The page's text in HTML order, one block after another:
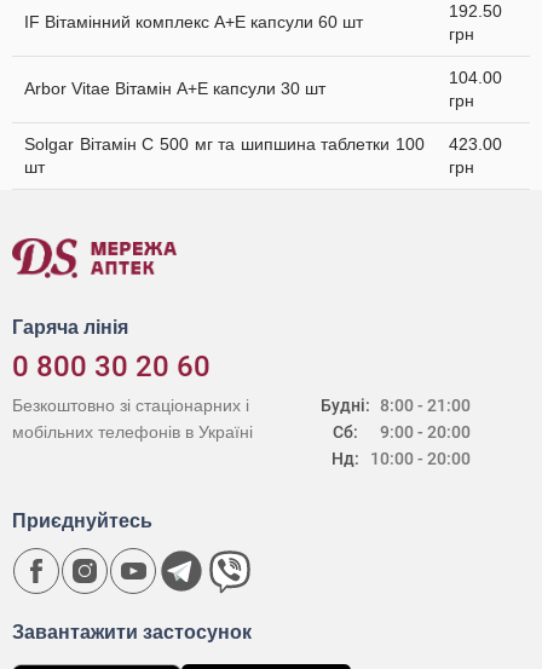
IF Вітамінний комплекс А+Е капсули 60 шт
192.50
грн
Arbor Vitae Вітамін A+Е капсули 30 шт
104.00
грн
Solgar Вітамін C 500 мг та шипшина таблетки 100
шт
423.00
грн
Гаряча лінія
0 800 30 20 60
Будні:
Сб:
Нд:
8:00 - 21:00
9:00 - 20:00
10:00 - 20:00
Безкоштовно зі стаціонарних і
мобільних телефонів в Україні
Завантажити застосунок
Приєднуйтесь